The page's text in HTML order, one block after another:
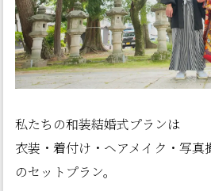
私たちの和装結婚式プランは
衣装・着付け・ヘアメイク・写
のセットプラン。